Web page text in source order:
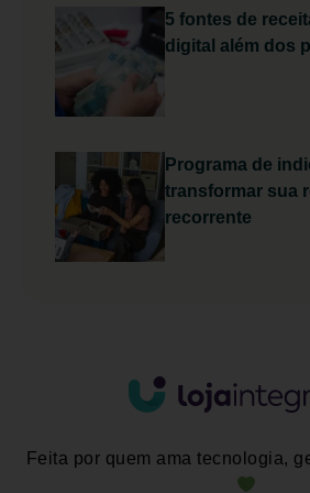
5 fontes de
digital além dos
Programa de
transformar sua
recorrente
Feita por quem ama tecnologia,